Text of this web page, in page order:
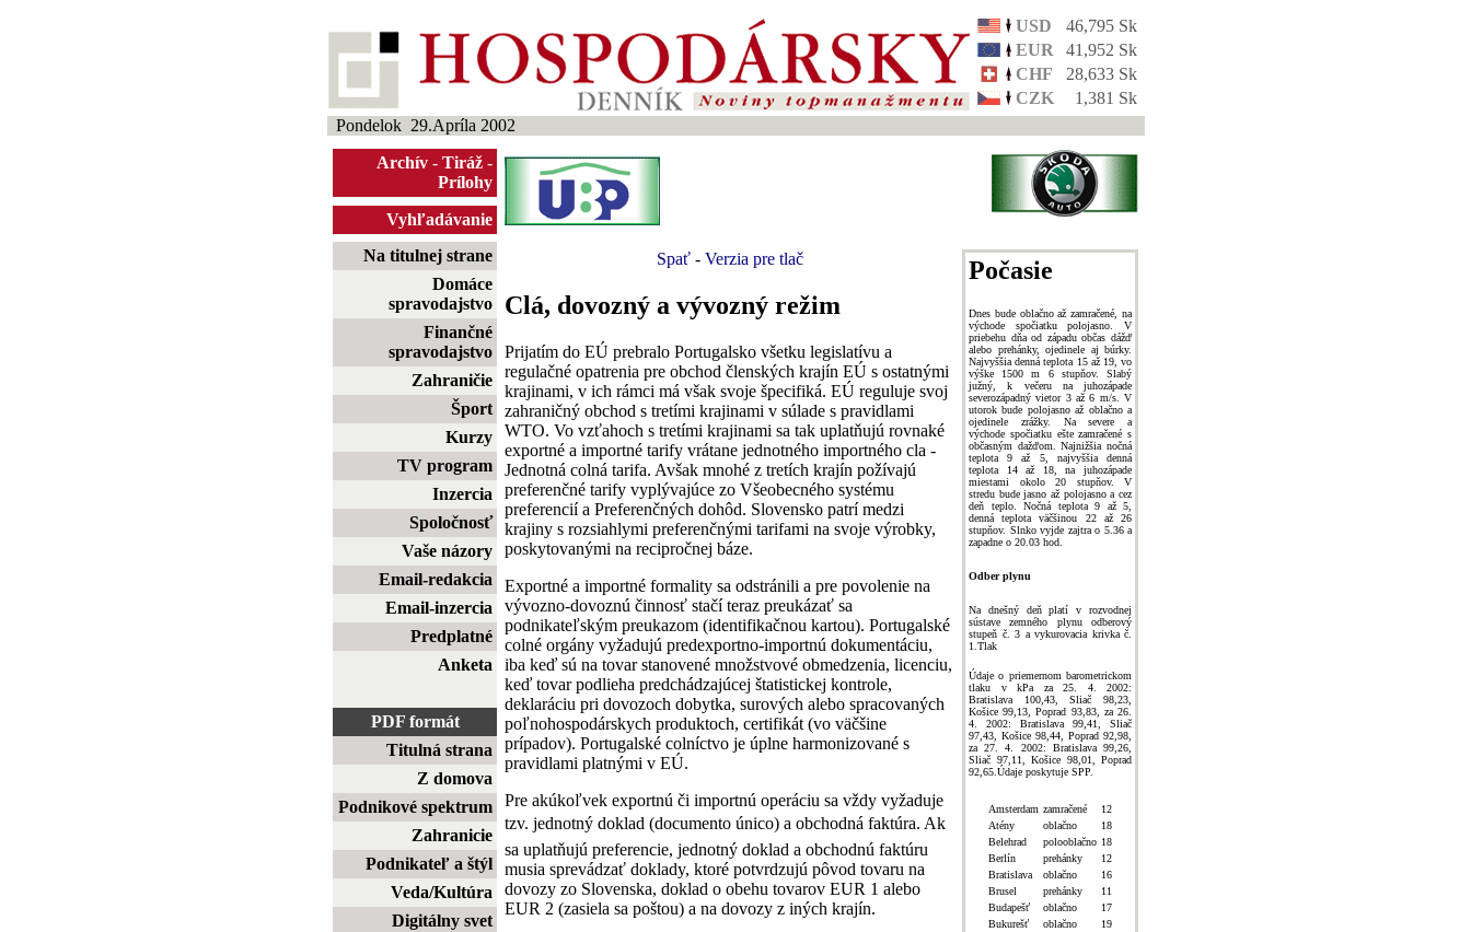
USD
46,795 Sk
EUR
41,952 Sk
CHF
28,633 Sk
CZK
1,381 Sk
Pondelok 29.Apríla 2002
Archív - Tiráž -
Prílohy
Vyhľadávanie
Na titulnej strane
Domáce
spravodajstvo
Finančné
spravodajstvo
Zahraničie
Šport
Kurzy
TV program
Inzercia
Spoločnosť
Vaše názory
Email-redakcia
Email-inzercia
Predplatné
Anketa
PDF formát
Titulná strana
Z domova
Podnikové spektrum
Zahranicie
Podnikateľ a štýl
Veda/Kultúra
Digitálny svet
Spať- Verzia pre tlač
Clá, dovozný a vývozný režim
Prijatím do EÚ prebralo Portugalsko všetku legislatívu a
regulačné opatrenia pre obchod členských krajín EÚ s ostatnými
krajinami, v ich rámci má však svoje špecifiká. EÚ reguluje svoj
zahraničný obchod s tretími krajinami v súlade s pravidlami
WTO. Vo vzťahoch s tretími krajinami sa tak uplatňujú rovnaké
exportné a importné tarify vrátane jednotného importného cla -
Jednotná colná tarifa. Avšak mnohé z tretích krajín požívajú
preferenčné tarify vyplývajúce zo Všeobecného systému
preferencií a Preferenčných dohôd. Slovensko patrí medzi
krajiny s rozsiahlymi preferenčnými tarifami na svoje výrobky,
poskytovanými na recipročnej báze.
Exportné a importné formality sa odstránili a pre povolenie na
vývozno-dovoznú činnosť stačí teraz preukázať sa
podnikateľským preukazom (identifikačnou kartou). Portugalské
colné orgány vyžadujú predexportno-importnú dokumentáciu,
iba keď sú na tovar stanovené množstvové obmedzenia, licenciu,
keď tovar podlieha predchádzajúcej štatistickej kontrole,
deklaráciu pri dovozoch dobytka, surových alebo spracovaných
poľnohospodárskych produktoch, certifikát (vo väčšine
prípadov). Portugalské colníctvo je úplne harmonizované s
pravidlami platnými v EÚ.
Pre akúkoľvek exportnú či importnú operáciu sa vždy vyžaduje
tzv. jednotný doklad (documento único) a obchodná faktúra. Ak
sa uplatňujú preferencie, jednotný doklad a obchodnú faktúru
musia sprevádzať doklady, ktoré potvrdzujú pôvod tovaru na
dovozy zo Slovenska, doklad o obehu tovarov EUR 1 alebo
EUR 2 (zasiela sa poštou) a na dovozy z iných krajín.
Počasie
Dnes bude oblačno až zamračené, na
východe spočiatku polojasno. V
priebehu dňa od západu občas dážď
alebo prehánky, ojedinele aj búrky.
Najvyššia denná teplota 15 až 19, vo
výške 1500 m 6 stupňov. Slabý
južný, k večeru na juhozápade
severozápadný vietor 3 až 6 m/s. V
utorok bude polojasno až oblačno a
ojedinele zrážky. Na severe a
východe spočiatku ešte zamračené s
občasným dažďom. Najnižšia nočná
teplota 9 až 5, najvyššia denná
teplota 14 až 18, na juhozápade
miestami okolo 20 stupňov. V
stredu bude jasno až polojasno a cez
deň teplo. Nočná teplota 9 až 5,
denná teplota väčšinou 22 až 26
stupňov. Slnko vyjde zajtra o 5.36 a
zapadne o 20.03 hod.
Odber plynu
Na dnešný deň platí v rozvodnej
sústave zemného plynu odberový
stupeň č. 3 a vykurovacia krivka č.
1.Tlak
Údaje o priemernom barometrickom
tlaku v kPa za 25. 4. 2002:
Bratislava 100,43, Sliač 98,23,
Košice 99,13, Poprad 93,83, za 26.
4. 2002: Bratislava 99,41, Sliač
97,43, Košice 98,44, Poprad 92,98,
za 27. 4. 2002: Bratislava 99,26,
Sliač 97,11, Košice 98,01, Poprad
92,65.Údaje poskytuje SPP.
Amsterdam zamračené
12
Atény
oblačno
18
Belehrad
polooblačno 18
Berlín
prehánky
12
Bratislava
oblačno
16
Brusel
prehánky
11
Budapešť
oblačno
17
Bukurešť
oblačno
19